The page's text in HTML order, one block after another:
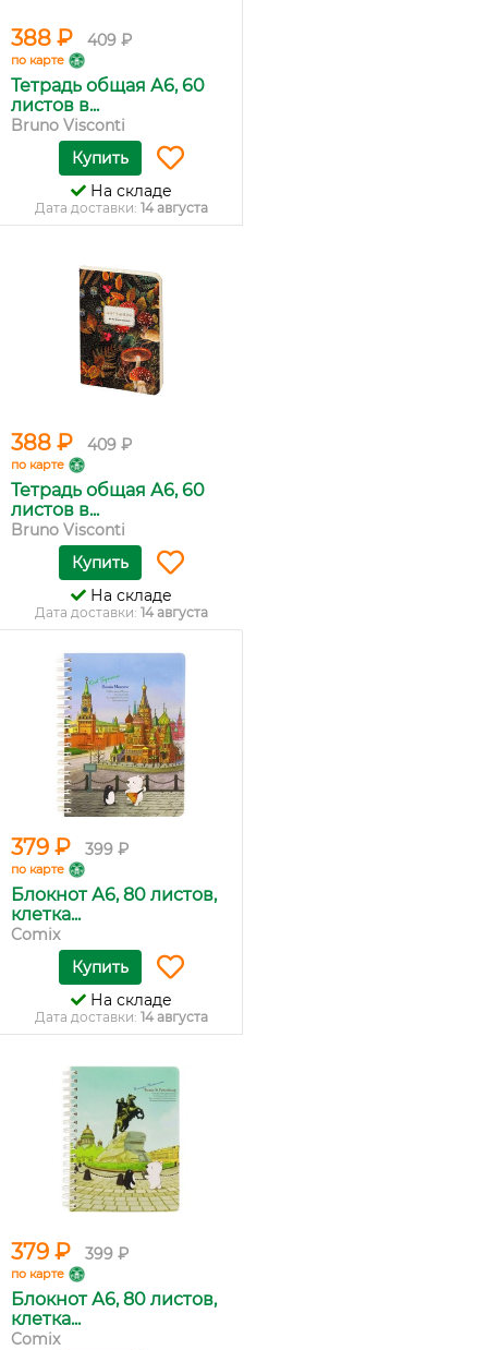
388 ₽ 409 ₽
по карте
Тетрадь общая А6, 60
листов в...
Bruno Visconti
Купить
На складе
Дата доставки: 14 августа
388 ₽ 409 ₽
по карте
Тетрадь общая А6, 60
листов в...
Bruno Visconti
Купить
На складе
Дата доставки: 14 августа
379 ₽ 399 ₽
по карте
Блокнот А6, 80 листов,
клетка...
Comix
Купить
На складе
Дата доставки: 14 августа
379 ₽ 399 ₽
по карте
Блокнот А6, 80 листов,
клетка...
Comix